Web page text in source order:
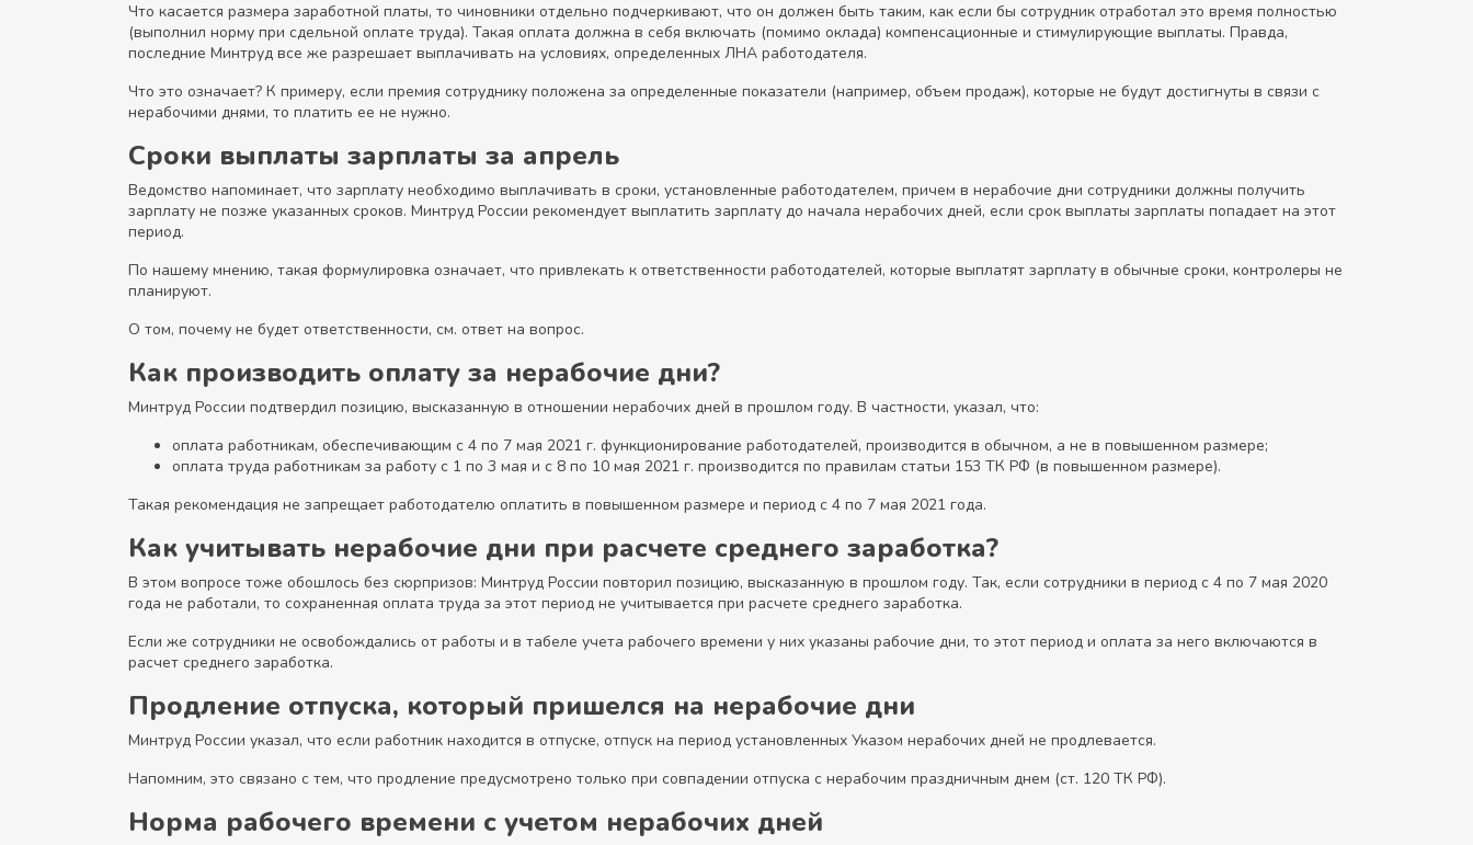
Что касается размера заработной платы, то чиновники отдельно подчеркивают, что он должен быть таким, как если бы сотрудник отработал это время полностью
(выполнил норму при сдельной оплате труда). Такая оплата должна в себя включать (помимо оклада) компенсационные и стимулирующие выплаты. Правда,
последние Минтруд все же разрешает выплачивать на условиях, определенных ЛНА работодателя.
Что это означает? К примеру, если премия сотруднику положена за определенные показатели (например, объем продаж), которые не будут достигнуты в связи с
нерабочими днями, то платить ее не нужно.
Сроки выплаты зарплаты за апрель
Ведомство напоминает, что зарплату необходимо выплачивать в сроки, установленные работодателем, причем в нерабочие дни сотрудники должны получить
зарплату не позже указанных сроков. Минтруд России рекомендует выплатить зарплату до начала нерабочих дней, если срок выплаты зарплаты попадает на этот
период.
По нашему мнению, такая формулировка означает, что привлекать к ответственности работодателей, которые выплатят зарплату в обычные сроки, контролеры не
планируют.
О том, почему не будет ответственности, см. ответ на вопрос.
Как производить оплату за нерабочие дни?
Минтруд России подтвердил позицию, высказанную в отношении нерабочих дней в прошлом году. В частности, указал, что:
оплата работникам, обеспечивающим с 4 по 7 мая 2021 г. функционирование работодателей, производится в обычном, а не в повышенном размере;
оплата труда работникам за работу с 1 по 3 мая и с 8 по 10 мая 2021 г. производится по правилам статьи 153 ТК РФ (в повышенном размере).
Такая рекомендация не запрещает работодателю оплатить в повышенном размере и период с 4 по 7 мая 2021 года.
Как учитывать нерабочие дни при расчете среднего заработка?
В этом вопросе тоже обошлось без сюрпризов: Минтруд России повторил позицию, высказанную в прошлом году. Так, если сотрудники в период с 4 по 7 мая 2020
года не работали, то сохраненная оплата труда за этот период не учитывается при расчете среднего заработка.
Если же сотрудники не освобождались от работы и в табеле учета рабочего времени у них указаны рабочие дни, то этот период и оплата за него включаются в
расчет среднего заработка.
Продление отпуска, который пришелся на нерабочие дни
Минтруд России указал, что если работник находится в отпуске, отпуск на период установленных Указом нерабочих дней не продлевается.
Напомним, это связано с тем, что продление предусмотрено только при совпадении отпуска с нерабочим праздничным днем (ст. 120 ТК РФ).
Норма рабочего времени с учетом нерабочих дней